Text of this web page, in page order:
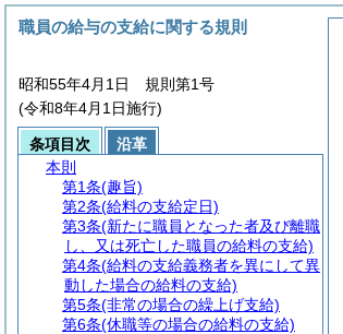
職員の給与の支給に関する規則
昭和55年4月1日 規則第1号
(令和8年4月1日施行)
条項目次
沿革
本則
第1条(趣旨)
第2条(給料の支給定日)
第3条(新たに職員となった者及び離職
し、又は死亡した職員の給料の支給)
第4条(給料の支給義務者を異にして異
動した場合の給料の支給)
第5条(非常の場合の繰上げ支給)
第6条(休職等の場合の給料の支給)